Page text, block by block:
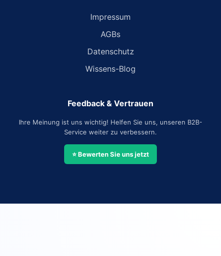
Impressum
AGBs
Datenschutz
Wissens-Blog
Feedback & Vertrauen
Ihre Meinung ist uns wichtig! Helfen Sie uns, unseren B2B-
Service weiter zu verbessern.
⭐ Bewerten Sie uns jetzt